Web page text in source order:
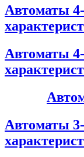
Автоматы
Автоматы
Автоматы